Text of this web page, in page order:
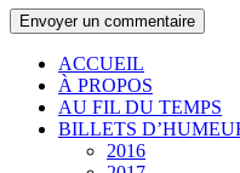
ACCUEIL
À PROPOS
AU FIL DU TEMPS
BILLETS
2016